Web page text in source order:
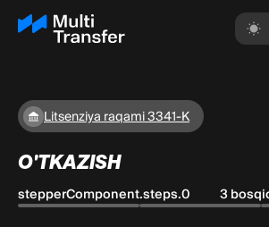
Litsenziya raqami 3341-K
O'TKAZISH
stepperComponent.steps.0 3